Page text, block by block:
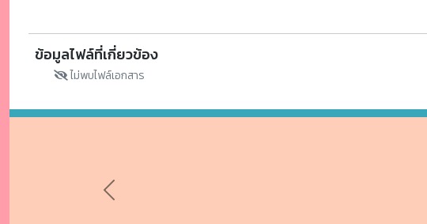
ข้อมูลไฟล์ที่เกี่ยวข้อง
ไม่พบไฟล์เอกสาร
Previous